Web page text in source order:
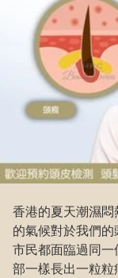
香港的夏天潮濕
的氣候對於我們
市民都面臨過同
部一樣長出一粒